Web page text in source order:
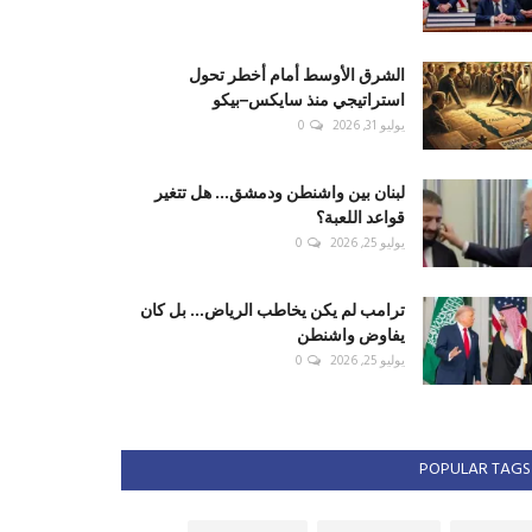
الشرق الأوسط أمام أخطر تحول
استراتيجي منذ سايكس–بيكو
يوليو 31, 2026 0
لبنان بين واشنطن ودمشق... هل تتغير
قواعد اللعبة؟
يوليو 25, 2026 0
ترامب لم يكن يخاطب الرياض... بل كان
يفاوض واشنطن
يوليو 25, 2026 0
POPULAR TAGS